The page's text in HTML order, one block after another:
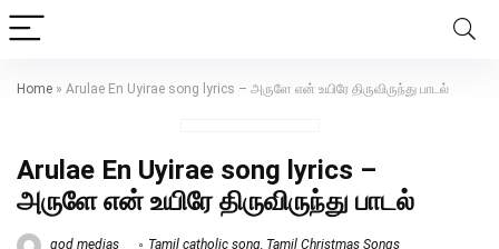
Home » Arulae En Uyirae song lyrics – அருளே என் உயிரே திருவிருந்து பாடல்
Arulae En Uyirae song lyrics –
அருளே என் உயிரே திருவிருந்து பாடல்
god medias Tamil catholic song, Tamil Christmas Songs